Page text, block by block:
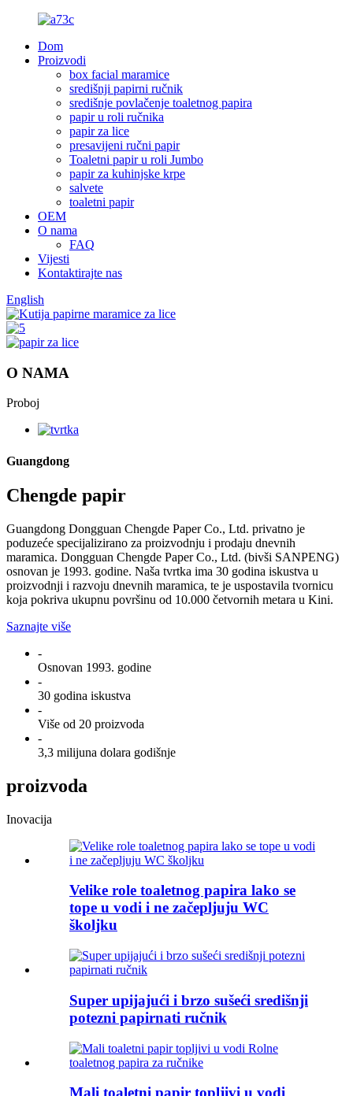
Dom
Proizvodi
box facial maramice
središnji papirni ručnik
središnje povlačenje toaletnog papira
papir u roli ručnika
papir za lice
presavijeni ručni papir
Toaletni papir u roli Jumbo
papir za kuhinjske krpe
salvete
toaletni papir
OEM
O nama
FAQ
Vijesti
Kontaktirajte nas
English
O NAMA
Proboj
Guangdong
Chengde papir
Guangdong Dongguan Chengde Paper Co., Ltd. privatno je
poduzeće specijalizirano za proizvodnju i prodaju dnevnih
maramica. Dongguan Chengde Paper Co., Ltd. (bivši SANPENG)
osnovan je 1993. godine. Naša tvrtka ima 30 godina iskustva u
proizvodnji i razvoju dnevnih maramica, te je uspostavila tvornicu
koja pokriva ukupnu površinu od 10.000 četvornih metara u Kini.
Saznajte više
-
Osnovan 1993. godine
-
30 godina iskustva
-
Više od 20 proizvoda
-
3,3 milijuna dolara godišnje
proizvoda
Inovacija
Velike role toaletnog papira lako se
tope u vodi i ne začepljuju WC
školjku
Super upijajući i brzo sušeći središnji
potezni papirnati ručnik
Mali toaletni papir topljivi u vodi